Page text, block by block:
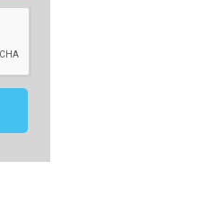
et